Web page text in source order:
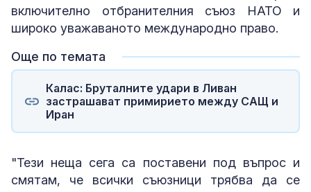
включително отбранителния съюз НАТО и
широко уважаваното международно право.
Още по темата
Калас: Бруталните удари в Ливан
застрашават примирието между САЩ и
Иран
"Тези неща сега са поставени под въпрос и
смятам, че всички съюзници трябва да се